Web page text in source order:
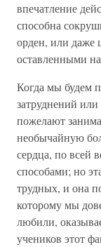
впечатление
способна
орден, или
оставленными
Когда мы будем
затруднений
пожелают
необычайную
сердца, по всей
способами; но
трудных, и она
которому мы
любили,
учеников этот